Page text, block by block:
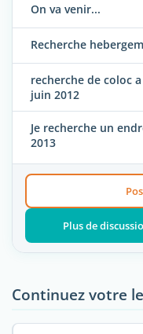
On va venir...
Recherche
recherche de coloc
juin 2012
Je recherche un
2013
Plus de
Continuez votre